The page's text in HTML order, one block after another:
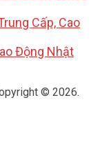
Cấp, Cao
Động Nhật
© 2026.